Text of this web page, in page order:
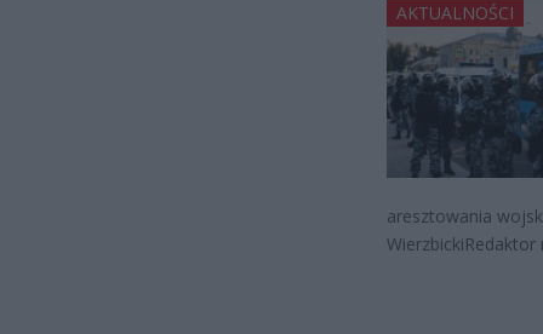
AKTUALNOŚCI
aresztowania